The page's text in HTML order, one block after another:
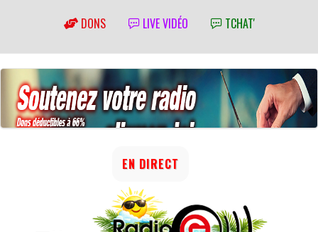
DONS LIVE VIDÉO TCHAT'
EN DIRECT